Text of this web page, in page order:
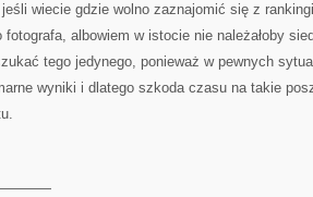
wiecie gdzie wolno zaznajomić się z
fotografa, albowiem w istocie nie należałoby
tego jedynego, ponieważ w pewnych
wyniki i dlatego szkoda czasu na takie